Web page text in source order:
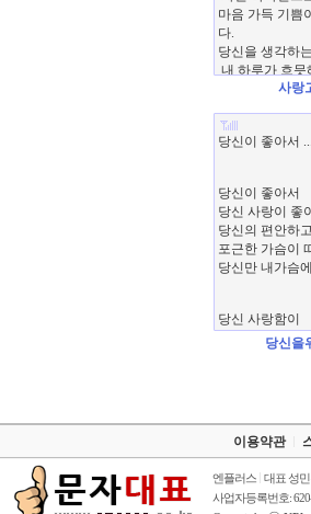
사랑
당신을
이용약관
엔플러스 대표 성
사업자등록번호: